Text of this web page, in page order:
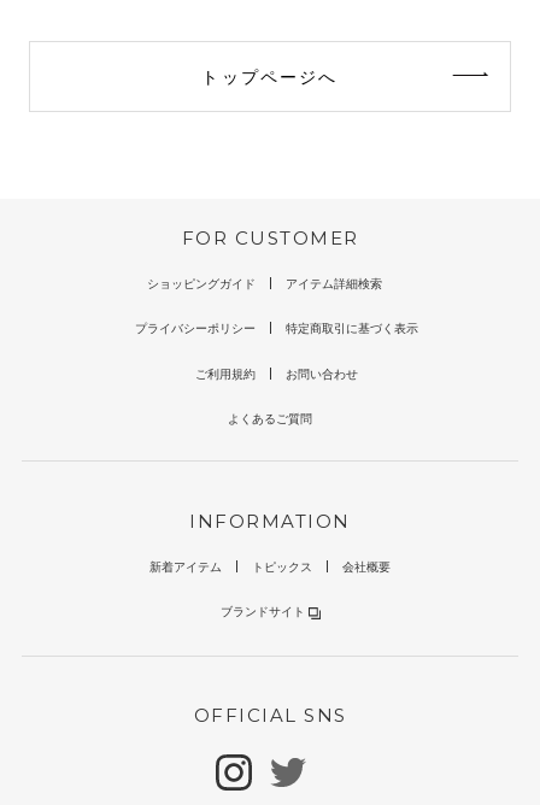
トップページへ
FOR CUSTOMER
ショッピングガイド アイテム詳細検索
プライバシーポリシー 特定商取引に基づく表示
ご利用規約 お問い合わせ
よくあるご質問
INFORMATION
新着アイテム トピックス 会社概要
ブランドサイト
OFFICIAL SNS